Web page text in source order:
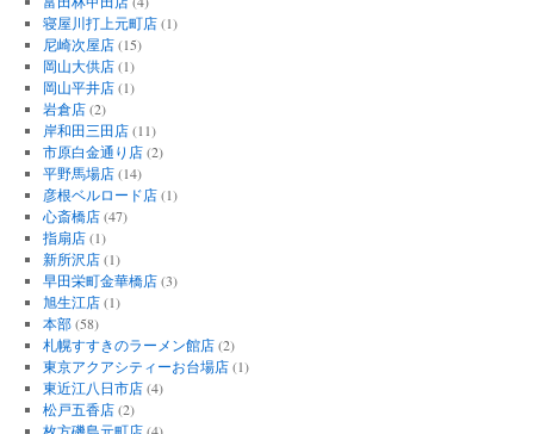
寝屋川打上元町店(1)
尼崎次屋店(15)
岡山大供店(1)
岡山平井店(1)
岩倉店(2)
岸和田三田店(11)
市原白金通り店(2)
平野馬場店(14)
彦根ベルロード店(1)
心斎橋店(47)
指扇店(1)
新所沢店(1)
早田栄町金華橋店(3)
旭生江店(1)
本部(58)
札幌すすきのラーメン館店(2)
東京アクアシティーお台場店(1)
東近江八日市店(4)
松戸五香店(2)